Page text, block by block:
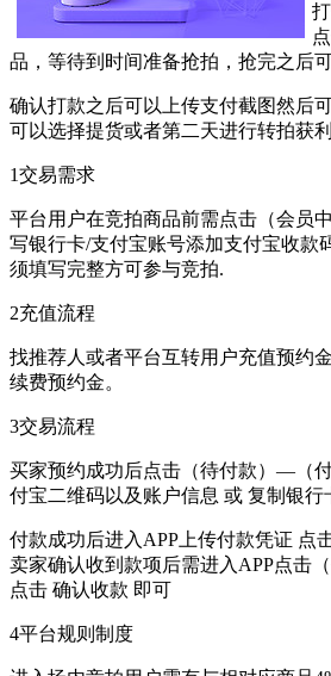
品，等待到时间准备抢拍，抢完之后
确认打款之后可以上传支付截图然后
可以选择提货或者第二天进行转拍获利
1交易需求
平台用户在竞拍商品前需点击（会员
写银行卡/支付宝账号添加支付宝收款
须填写完整方可参与竞拍.
2充值流程
找推荐人或者平台互转用户充值预约
续费预约金。
3交易流程
买家预约成功后点击（待付款）—（
付宝二维码以及账户信息 或 复制银行
付款成功后进入APP上传付款凭证 点
卖家确认收到款项后需进入APP点击
点击 确认收款 即可
4平台规则制度